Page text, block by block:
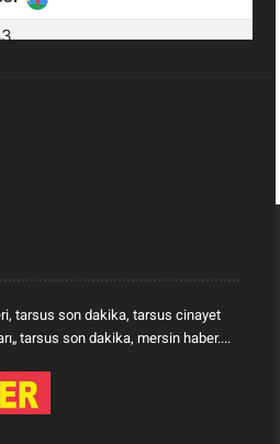
tarsus son dakika, tarsus cinayet
tarsus son dakika, mersin haber....